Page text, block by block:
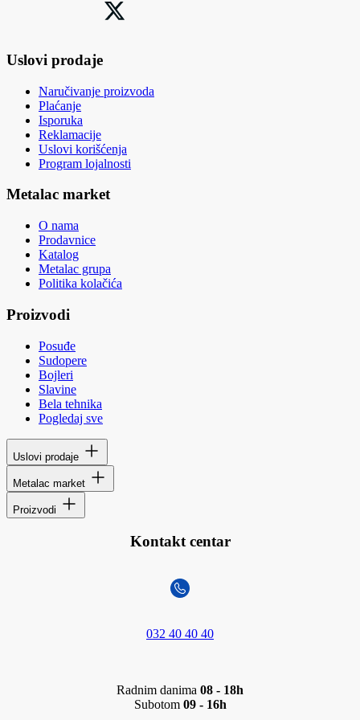
Uslovi prodaje
Naručivanje proizvoda
Plaćanje
Isporuka
Reklamacije
Uslovi korišćenja
Program lojalnosti
Metalac market
O nama
Prodavnice
Katalog
Metalac grupa
Politika kolačića
Proizvodi
Posuđe
Sudopere
Bojleri
Slavine
Bela tehnika
Pogledaj sve
Uslovi prodaje
Metalac market
Proizvodi
Kontakt centar
032 40 40 40
Radnim danima 08 - 18h
Subotom 09 - 16h